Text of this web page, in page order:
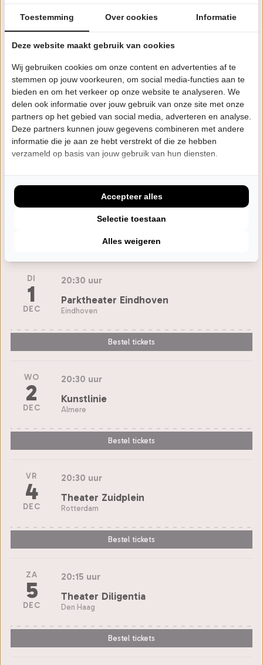
oulleh? Pakjesavond zal nooit meer hetzelfde zijn. Je
gaat niet alleen lachen, deze avond zijn er ook
zakken vol cadeau’s, verse pepernoten en zwart
geld.
Als je denkt wajow, daar wil ik bij zijn, stop met lezen
en begin je kaarten te kopen a mattie. Tijd is doekoe,
trek izjen gekke patta’s aan en ik zie je 5 december
daar!
Peace!
DI
1
DEC
20:30 uur
Parktheater Eindhoven
Eindhoven
Bestel tickets
WO
2
DEC
20:30 uur
Kunstlinie
Almere
Bestel tickets
VR
4
DEC
20:30 uur
Theater Zuidplein
Rotterdam
Bestel tickets
ZA
5
DEC
20:15 uur
Theater Diligentia
Den Haag
Bestel tickets
Toestemming Over cookies Informatie
Deze website maakt gebruik van cookies
Wij gebruiken cookies om onze content en advertenties af te
stemmen op jouw voorkeuren, om social media-functies aan te
bieden en om het verkeer op onze website te analyseren. We
delen ook informatie over jouw gebruik van onze site met onze
partners op het gebied van social media, adverteren en analyse.
Deze partners kunnen jouw gegevens combineren met andere
informatie die je aan ze hebt verstrekt of die ze hebben
verzameld op basis van jouw gebruik van hun diensten.
Alles weigeren
Selectie toestaan
Accepteer alles